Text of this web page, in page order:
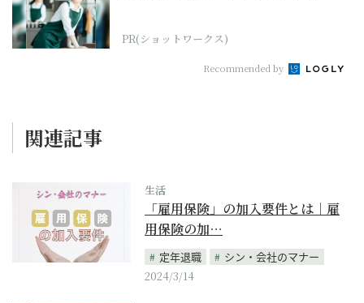
PR(ショットワークス)
Recommended by
関連記事
生活
「雇用保険」の加入要件とは｜雇
用保険の加…
定年退職
シン・会社のマナー
2024/3/14